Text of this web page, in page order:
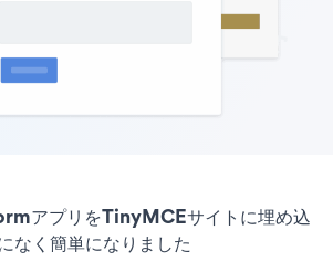
アプリをTinyMCEサイトに埋め込
なく簡単になりました